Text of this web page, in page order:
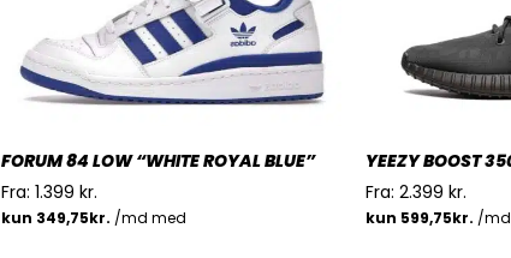
FORUM 84 LOW “WHITE ROYAL BLUE”
Fra: 1.399 kr.
YEEZY BOOST
Fra: 2.399 kr.